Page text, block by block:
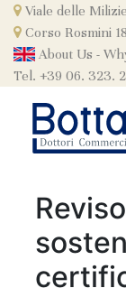
Skip
content
Viale delle
Corso Rosmini
About Us -
Tel. +39 06. 323.